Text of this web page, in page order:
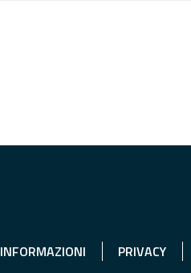
INFORMAZIONI PRIVACY